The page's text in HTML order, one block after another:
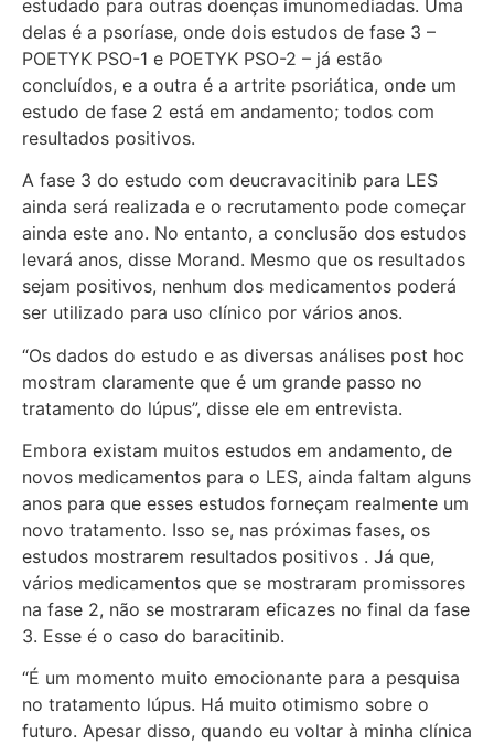
estudado para outras doenças imunomediadas. Uma
delas é a psoríase, onde dois estudos de fase 3 –
POETYK PSO-1 e POETYK PSO-2 – já estão
concluídos, e a outra é a artrite psoriática, onde um
estudo de fase 2 está em andamento; todos com
resultados positivos.
A fase 3 do estudo com deucravacitinib para LES
ainda será realizada e o recrutamento pode começar
ainda este ano. No entanto, a conclusão dos estudos
levará anos, disse Morand. Mesmo que os resultados
sejam positivos, nenhum dos medicamentos poderá
ser utilizado para uso clínico por vários anos.
“Os dados do estudo e as diversas análises post hoc
mostram claramente que é um grande passo no
tratamento do lúpus”, disse ele em entrevista.
Embora existam muitos estudos em andamento, de
novos medicamentos para o LES, ainda faltam alguns
anos para que esses estudos forneçam realmente um
novo tratamento. Isso se, nas próximas fases, os
estudos mostrarem resultados positivos . Já que,
vários medicamentos que se mostraram promissores
na fase 2, não se mostraram eficazes no final da fase
3. Esse é o caso do baracitinib.
“É um momento muito emocionante para a pesquisa
no tratamento lúpus. Há muito otimismo sobre o
futuro. Apesar disso, quando eu voltar à minha clínica